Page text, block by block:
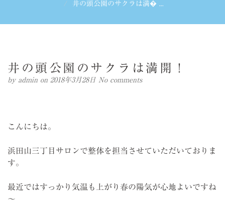
井の頭公園のサクラは満� ...
井の頭公園のサクラは満開！
by admin on 2018年3月28日 No comments
こんにちは。
浜田山三丁目サロンで整体を担当させていただいておりま
す。
最近ではすっかり気温も上がり春の陽気が心地よいですね
～